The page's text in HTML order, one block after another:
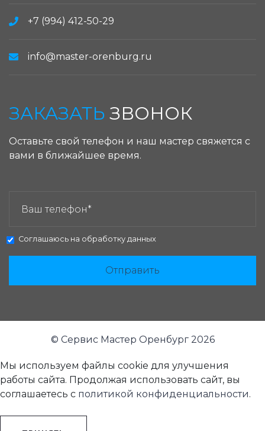
+7 (994) 412-50-29
info@master-orenburg.ru
ЗАКАЗАТЬ ЗВОНОК
Оставьте свой телефон и наш мастер свяжется с
вами в ближайшее время.
Соглашаюсь на обработку данных
Отправить
© Сервис Мастер Оренбург 2026
Мы используем файлы cookie для улучшения
работы сайта. Продолжая использовать сайт, вы
соглашаетесь с политикой конфиденциальности.